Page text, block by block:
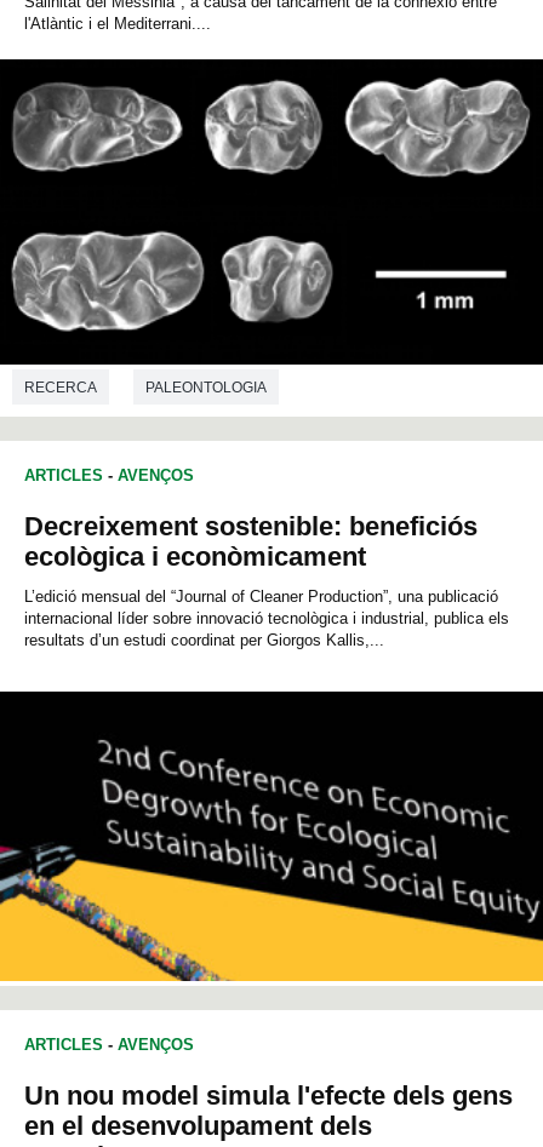
l'Atlàntic i el Mediterrani....
RECERCA PALEONTOLOGIA
ARTICLES - AVENÇOS
Decreixement sostenible: beneficiós
ecològica i econòmicament
L’edició mensual del “Journal of Cleaner Production”, una publicació
internacional líder sobre innovació tecnològica i industrial, publica els
resultats d’un estudi coordinat per Giorgos Kallis,...
ARTICLES - AVENÇOS
Un nou model simula l'efecte dels gens
en el desenvolupament dels